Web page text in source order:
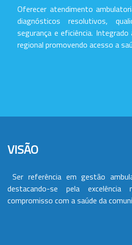
Oferecer atendimento
diagnósticos resolutivos,
segurança e eficiência. Integrado
regional promovendo acesso a
VISÃO
Ser referência em gestão
destacando-se pela
compromisso com a saúde da